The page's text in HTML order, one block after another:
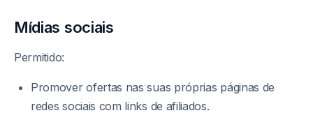
Mídias sociais
Permitido:
Promover ofertas nas suas próprias páginas de
redes sociais com links de afiliados.